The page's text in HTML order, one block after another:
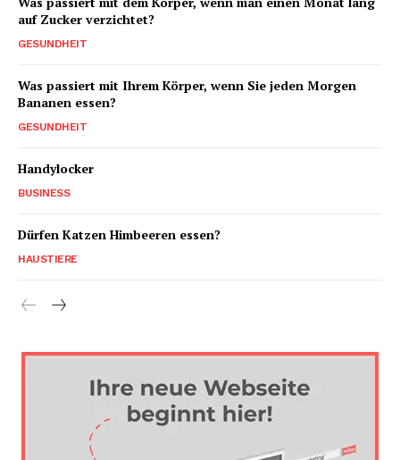
auf Zucker verzichtet?
GESUNDHEIT
Was passiert mit Ihrem Körper, wenn Sie jeden Morgen
Bananen essen?
GESUNDHEIT
Handylocker
BUSINESS
Dürfen Katzen Himbeeren essen?
HAUSTIERE